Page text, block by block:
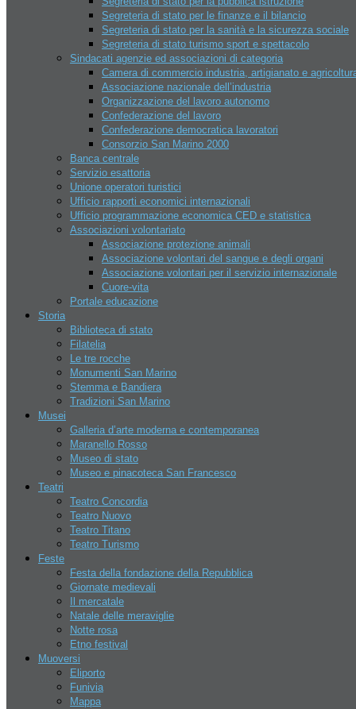
Segreteria di stato per le finanze e il bilancio
Segreteria di stato per la sanità e la sicurezza sociale
Segreteria di stato turismo sport e spettacolo
Sindacati agenzie ed associazioni di categoria
Camera di commercio industria, artigianato e
Associazione nazionale dell’industria
Organizzazione del lavoro autonomo
Confederazione del lavoro
Confederazione democratica lavoratori
Consorzio San Marino 2000
Banca centrale
Servizio esattoria
Unione operatori turistici
Ufficio rapporti economici internazionali
Ufficio programmazione economica CED e statistica
Associazioni volontariato
Associazione protezione animali
Associazione volontari del sangue e degli organi
Associazione volontari per il servizio internazionale
Cuore-vita
Portale educazione
Storia
Biblioteca di stato
Filatelia
Le tre rocche
Monumenti San Marino
Stemma e Bandiera
Tradizioni San Marino
Musei
Galleria d’arte moderna e contemporanea
Maranello Rosso
Museo di stato
Museo e pinacoteca San Francesco
Teatri
Teatro Concordia
Teatro Nuovo
Teatro Titano
Teatro Turismo
Feste
Festa della fondazione della Repubblica
Giornate medievali
Il mercatale
Natale delle meraviglie
Notte rosa
Etno festival
Muoversi
Eliporto
Funivia
Mappa
Piscine
Riviera beach games
Tiro al volo San Marino
Tennis – Atp Challenger San
Marino
Istituzioni
Capitani Reggenti
Cerimonie istituzionali
Congresso dello stato
Delibere congresso di stato
Consiglio dei 12
Corpi militari
Giunte di castello
Il Consiglio grande e generale
Legislatura
Archivio leggi San Marino
Organi giudiziari San marino
Relazioni internazionali
Economia
Aziende
Apri un azienda
Banche
Hotel
Contatti
Chi siamo
Disclaimer
Lavoro
Assoc. nazionale dell’industria
Conf. democratica lavoratori
Organizzazione del lavoro
autonomo
Notizie di San Marino
Curiosità Economia
Notizie Politica Sport
Ultime notizie
Tiro a segno paralimpico, corso di
formazione, 9 – 10 Novembre
2013
Eventi